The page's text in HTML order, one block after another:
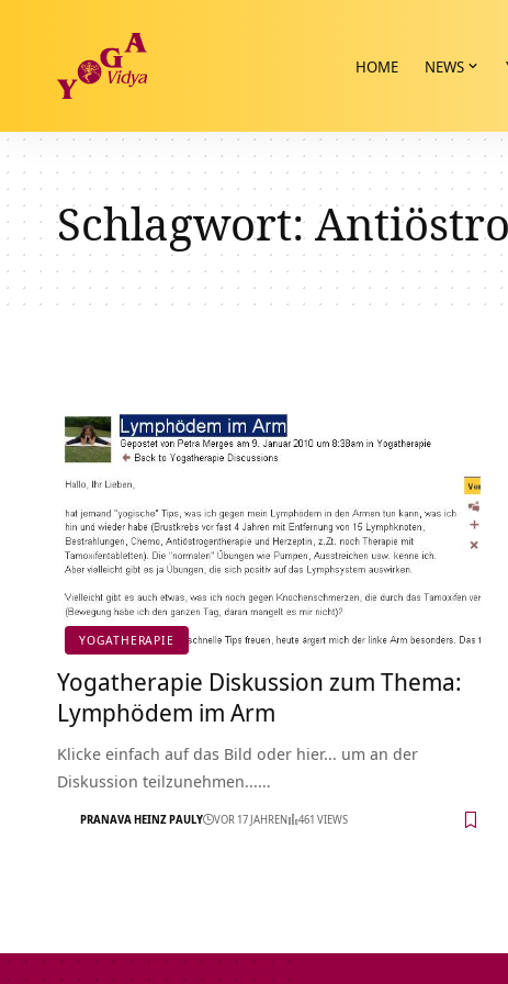
HOME NEWS
Schlagwort:
YOGATHERAPIE
Yogatherapie Diskussion zum Thema:
Lymphödem im Arm
Klicke einfach auf das Bild oder hier... um an der
Diskussion teilzunehmen...…
PRANAVA HEINZ PAULY VOR 17 JAHREN 461 VIEWS